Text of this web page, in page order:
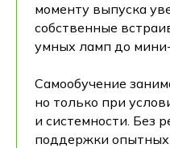
моменту выпуска
собственные
умных ламп до
Самообучение
но только при
и системности. Без
поддержки опытных